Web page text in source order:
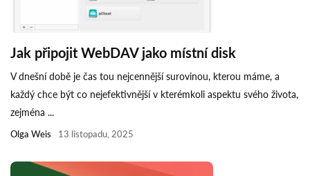
Jak připojit WebDAV jako místní disk
V dnešní době je čas tou nejcennější surovinou, kterou máme, a
každý chce být co nejefektivnější v kterémkoli aspektu svého života,
zejména ...
Olga Weis 13 listopadu, 2025